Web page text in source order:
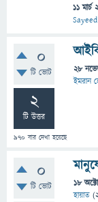
11
0
টি ভোট
2
টি উত্তর
970 বার দেখা হয়েছে
28
ইমরান
0
টি ভোট 18
হায়াত (